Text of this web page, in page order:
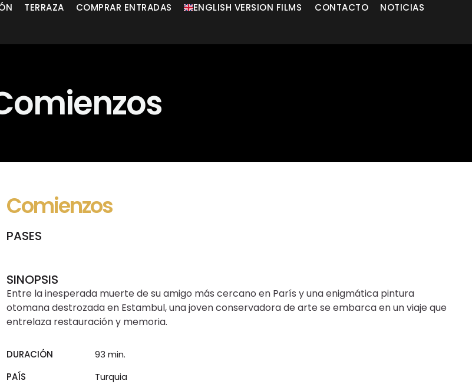
TERRAZA COMPRAR ENTRADAS ENGLISH VERSION FILMS CONTACTO NOTICIAS
Comienzos
PASES
SINOPSIS
Entre la inesperada muerte de su amigo más cercano en París y una enigmática pintura
otomana destrozada en Estambul, una joven conservadora de arte se embarca en un viaje que
entrelaza restauración y memoria.
DURACIÓN
93 min.
PAÍS
Turquia